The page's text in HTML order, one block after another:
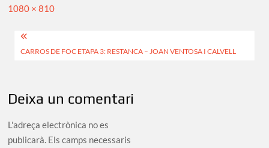
Full
1080 × 810
Navegació
d'entrades
CARROS DE FOC ETAPA 3: RESTANCA – JOAN VENTOSA I CALVELL
Deixa un comentari
L'adreça electrònica no es
publicarà. Els camps necessaris